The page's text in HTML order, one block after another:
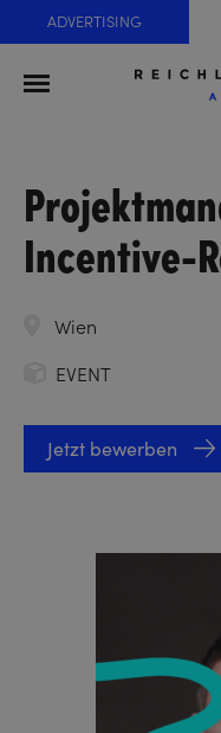
ADVERTISING
Incentive-
Wien
EVENT
Jetzt bewerben